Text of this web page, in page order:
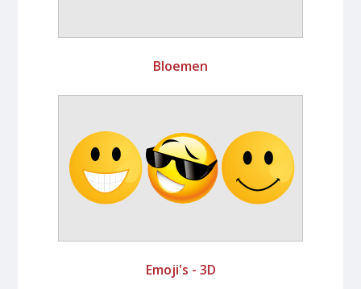
Bloemen
Emoji's - 3D